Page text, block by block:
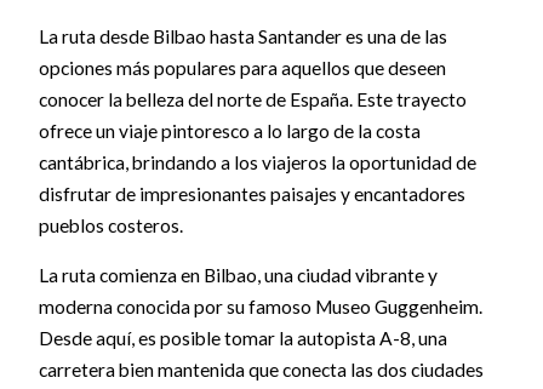
La ruta desde Bilbao hasta Santander es una de las
opciones más populares para aquellos que deseen
conocer la belleza del norte de España. Este trayecto
ofrece un viaje pintoresco a lo largo de la costa
cantábrica, brindando a los viajeros la oportunidad de
disfrutar de impresionantes paisajes y encantadores
pueblos costeros.
La ruta comienza en Bilbao, una ciudad vibrante y
moderna conocida por su famoso Museo Guggenheim.
Desde aquí, es posible tomar la autopista A-8, una
carretera bien mantenida que conecta las dos ciudades